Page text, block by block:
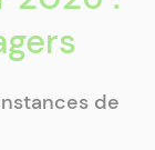
de